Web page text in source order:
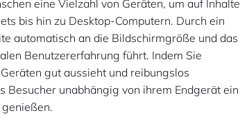
eine Vielzahl von Geräten, um auf Inhalte
bis hin zu Desktop-Computern. Durch ein
automatisch an die Bildschirmgröße und das
Benutzererfahrung führt. Indem Sie
gut aussieht und reibungslos
Besucher unabhängig von ihrem Endgerät ein